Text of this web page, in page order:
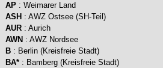
AP : Weimarer Land
ASH : AWZ Ostsee (SH-Teil)
AUR : Aurich
AWN : AWZ Nordsee
B : Berlin (Kreisfreie Stadt)
BA* : Bamberg (Kreisfreie Stadt)